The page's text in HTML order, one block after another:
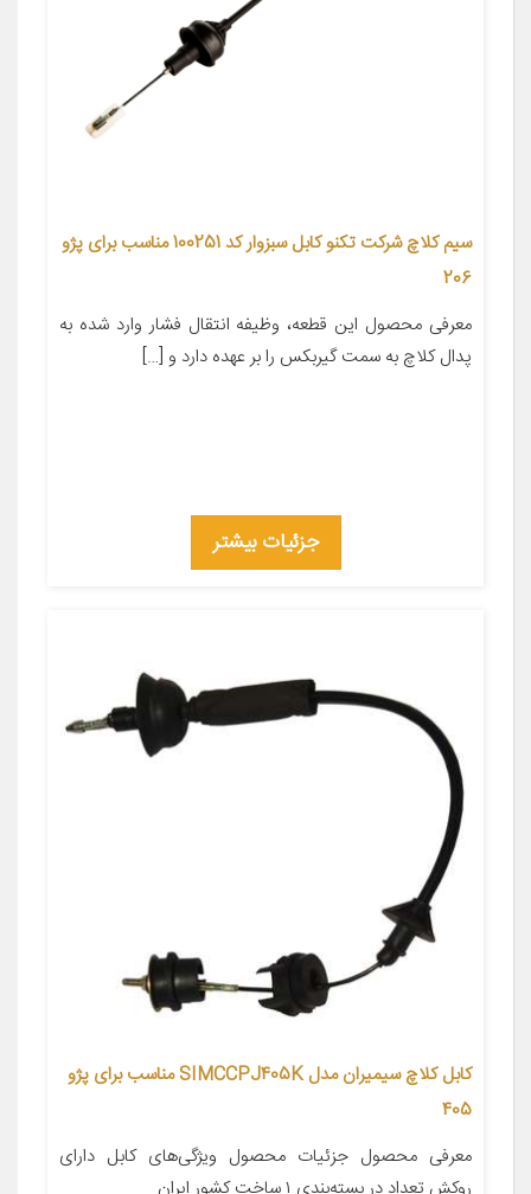
سیم کلاچ شرکت تکنو کابل سبزوار کد 100251 مناسب برای پژو
206
معرفی محصول این قطعه، وظیفه انتقال فشار وارد شده به
پدال کلاچ به سمت گیربکس را بر عهده دارد و […]
جزئیات بیشتر
کابل کلاچ سیمیران مدل SIMCCPJ405K مناسب برای پژو
405
معرفی محصول جزئیات محصول ویژگی‌های کابل دارای